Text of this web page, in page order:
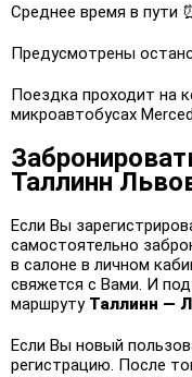
Среднее время в пути
Предусмотрены
Поездка проходит на
микроавтобусах
Таллинн
Если Вы
самостоятельно
в салоне в личном
свяжется с Вами. И
маршруту Таллинн —
Если Вы новый
регистрацию. После